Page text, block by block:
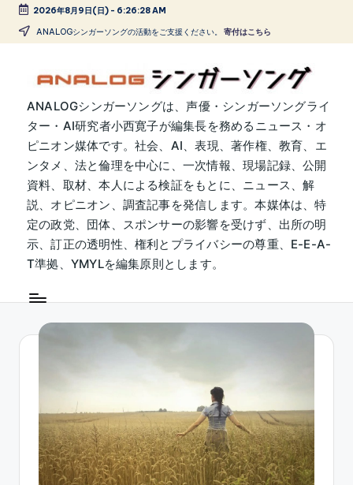
Skip
2026年8月9日(日)- 6:26:29 AM
ANALOGシンガーソングの活動をご支援ください。 寄付はこちら
A
N
A
L
O
G
シ
ン
ー
ン
グ
ANALOGシンガーソングは、声優・シンガーソングライ
ター・AI研究者小西寛子が編集長を務めるニュース・オ
ピニオン媒体です。社会、AI、表現、著作権、教育、エ
ンタメ、法と倫理を中心に、一次情報、現場記録、公開
資料、取材、本人による検証をもとに、ニュース、解
説、オピニオン、調査記事を発信します。本媒体は、特
定の政党、団体、スポンサーの影響を受けず、出所の明
示、訂正の透明性、権利とプライバシーの尊重、E-E-A-
T準拠、YMYLを編集原則とします。